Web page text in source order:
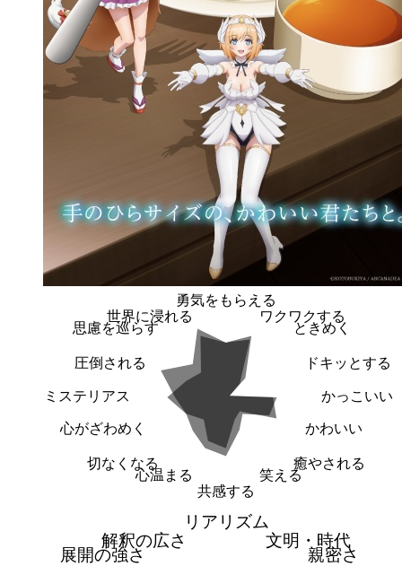
勇気をもらえる
ワクワクする
ときめく
ドキッとする
かっこいい
かわいい
癒やされる
笑える
共感する
心温まる
切なくなる
心がざわめく
ミステリアス
圧倒される
思慮を巡らす
世界に浸れる
リアリズム
文明・時代
親密さ
展開の強さ
解釈の広さ